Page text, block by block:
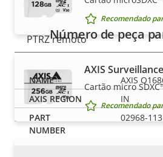
Zoom digital
PTRZ remoto
Compactação
Descrição
da
propriedade
Valor da
Zipstream
Recomendado
AXIS
Cartão micro
Recomendado
Número de peça
AXIS
IN
02968-113